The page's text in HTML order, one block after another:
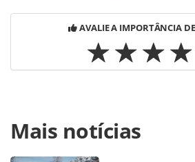
AVALIE A IMPORTÂNCIA
https://www.panrotas.com.br/
lista-10-motivos-para-agentes-
confira_205731.html ou as
Mais notícias